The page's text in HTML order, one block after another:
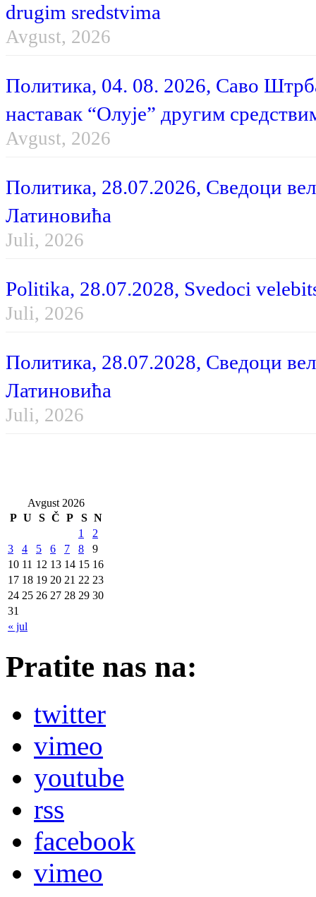
drugim sredstvima
Avgust, 2026
Политика, 04. 08. 2026, Саво
наставак “Олује” другим
Avgust, 2026
Политика, 28.07.2026, Сведоци
Латиновића
Juli, 2026
Politika, 28.07.2028, Svedoci
Juli, 2026
Политика, 28.07.2028, Сведоци
Латиновића
Juli, 2026
Avgust 2026
P U S Č P S N
« jul
1
2
3
4 5 6 7 8
9
10 11 12 13 14 15 16
17 18 19 20 21 22 23
24 25 26 27 28 29 30
31
Pratite nas na:
twitter
vimeo
youtube
rss
facebook
vimeo